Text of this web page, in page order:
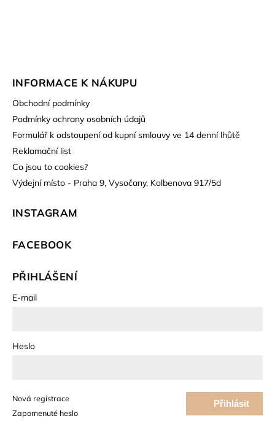
INFORMACE K NÁKUPU
Obchodní podmínky
Podmínky ochrany osobních údajů
Formulář k odstoupení od kupní smlouvy ve 14 denní lhůtě
Reklamační list
Co jsou to cookies?
Výdejní místo - Praha 9, Vysočany, Kolbenova 917/5d
INSTAGRAM
FACEBOOK
PŘIHLÁŠENÍ
E-mail
Heslo
Přihlásit
Nová registrace
Zapomenuté heslo